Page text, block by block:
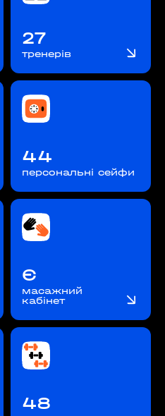
27
тренерів
44
персональні сейфи
Є
масажний
кабінет
48